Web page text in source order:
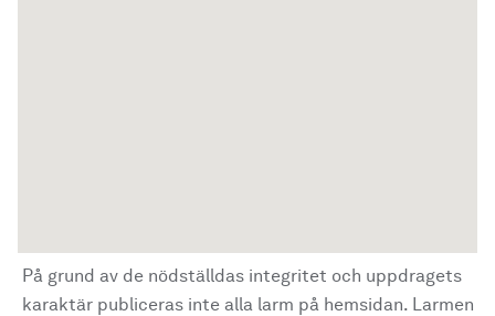
På grund av de nödställdas integritet och uppdragets
karaktär publiceras inte alla larm på hemsidan. Larmen